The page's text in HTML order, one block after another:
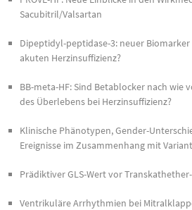
Sacubitril/Valsartan
Dipeptidyl-peptidase-3: neuer
akuten Herzinsuffizienz?
BB-meta-HF: Sind Betablocker nach wie
des Überlebens bei Herzinsuffizienz?
Klinische Phänotypen, Gender-
Ereignisse im Zusammenhang mit
Prädiktiver GLS-Wert vor
Ventrikuläre Arrhythmien bei